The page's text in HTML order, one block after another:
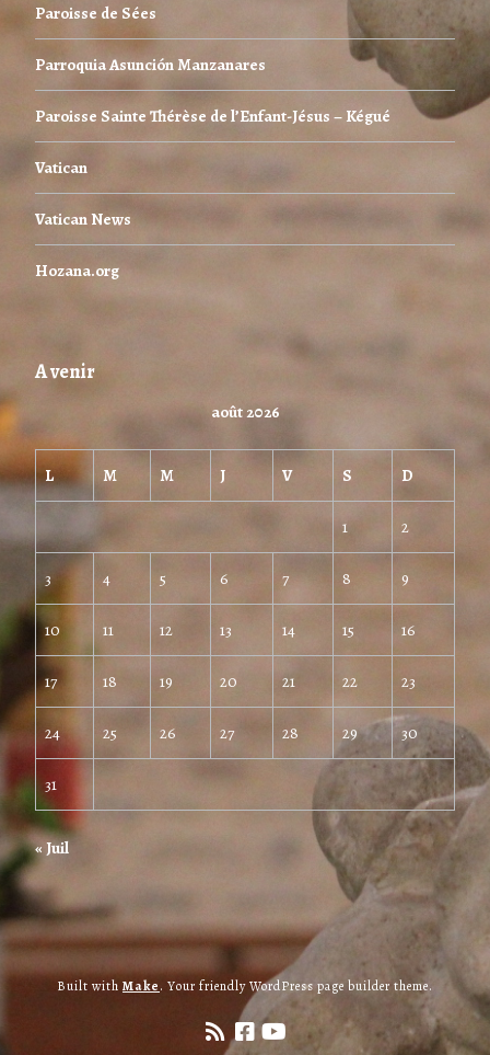
Paroisse de Sées
Parroquia Asunción Manzanares
Paroisse Sainte Thérèse de l’Enfant-Jésus – Kégué
Vatican
Vatican News
Hozana.org
A venir
août 2026
L M M J V S D
1 2
3 4 5 6 7 8 9
10 11 12 13 14 15 16
17 18 19 20 21 22 23
24 25 26 27 28 29 30
31
« Juil
Built with Make. Your friendly WordPress page builder theme.